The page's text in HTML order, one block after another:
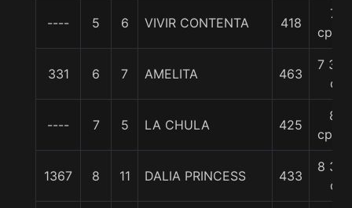
---- 5 6 VIVIR CONTENTA 418
7
cpos.
331 6 7 AMELITA 463
7 3/4
c
---- 7 5 LA CHULA 425
8
cpos.
1367 8 11 DALIA PRINCESS 433
8 3/4
c